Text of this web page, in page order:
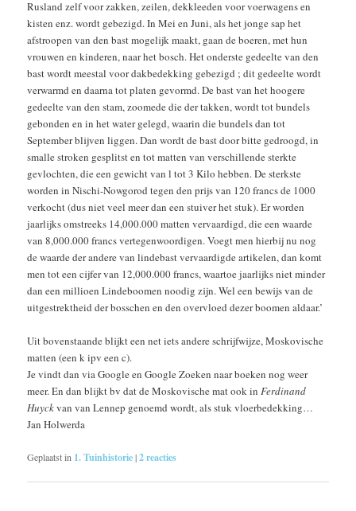
Rusland zelf voor zakken, zeilen, dekkleeden voor voerwagens en
kisten enz. wordt gebezigd. In Mei en Juni, als het jonge sap het
afstroopen van den bast mogelijk maakt, gaan de boeren, met hun
vrouwen en kinderen, naar het bosch. Het onderste gedeelte van den
bast wordt meestal voor dakbedekking gebezigd ; dit gedeelte wordt
verwarmd en daarna tot platen gevormd. De bast van het hoogere
gedeelte van den stam, zoomede die der takken, wordt tot bundels
gebonden en in het water gelegd, waarin die bundels dan tot
September blijven liggen. Dan wordt de bast door bitte gedroogd, in
smalle stroken gesplitst en tot matten van verschillende sterkte
gevlochten, die een gewicht van l tot 3 Kilo hebben. De sterkste
worden in Nischi-Nowgorod tegen den prijs van 120 francs de 1000
verkocht (dus niet veel meer dan een stuiver het stuk). Er worden
jaarlijks omstreeks 14,000.000 matten vervaardigd, die een waarde
van 8,000.000 francs vertegenwoordigen. Voegt men hierbij nu nog
de waarde der andere van lindebast vervaardigde artikelen, dan komt
men tot een cijfer van 12,000.000 francs, waartoe jaarlijks niet minder
dan een millioen Lindeboomen noodig zijn. Wel een bewijs van de
uitgestrektheid der bosschen en den overvloed dezer boomen aldaar.’
Uit bovenstaande blijkt een net iets andere schrijfwijze, Moskovische
matten (een k ipv een c).
Je vindt dan via Google en Google Zoeken naar boeken nog weer
meer. En dan blijkt bv dat de Moskovische mat ook inFerdinand
Huyckvan van Lennep genoemd wordt, als stuk vloerbedekking…
Jan Holwerda
Geplaatst in 1. Tuinhistorie|2reacties